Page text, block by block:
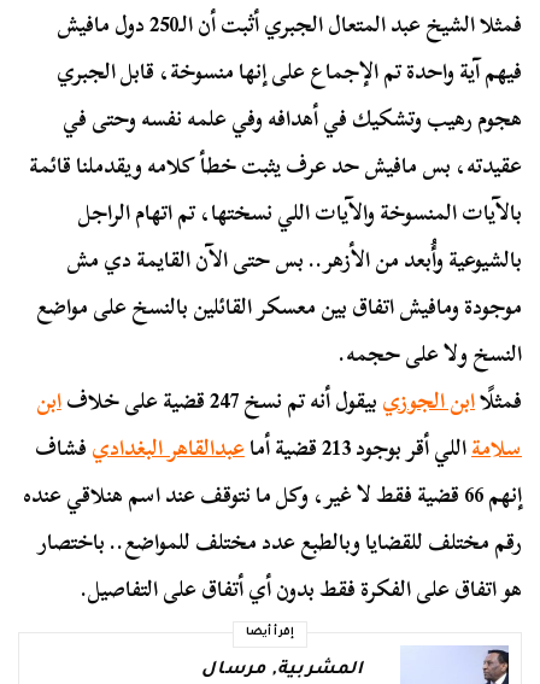
فمثلا الشيخ عبد المتعال الجبري أثبت أن الـ250 دول مافيش
فيهم آية واحدة تم الإجماع على إنها منسوخة، قابل الجبري
هجوم رهيب وتشكيك في أهدافه وفي علمه نفسه وحتى في
عقيدته، بس مافيش حد عرف يثبت خطأ كلامه ويقدملنا قائمة
بالآيات المنسوخة والآيات اللي نسختها، تم اتهام الراجل
بالشيوعية وأُبعد من الأزهر.. بس حتى الآن القايمة دي مش
موجودة ومافيش اتفاق بين معسكر القائلين بالنسخ على مواضع
النسخ ولا على حجمه.
فمثلًاابن الجوزيبيقول أنه تم نسخ 247 قضية على خلاف
ابن
سلامةاللي أقر بوجود 213 قضية أما عبدالقاهر البغداديفشاف
إنهم 66 قضية فقط لا غير، وكل ما نتوقف عند اسم هنلاقي عنده
رقم مختلف للقضايا وبالطبع عدد مختلف للمواضع.. باختصار
هو اتفاق على الفكرة فقط بدون أي أتفاق على التفاصيل.
إقرأ أيضا
المشربية,مرسال